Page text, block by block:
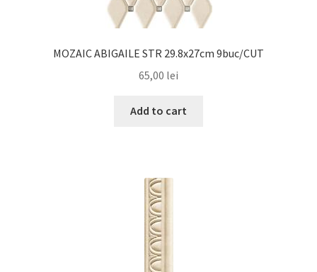
MOZAIC ABIGAILE STR 29.8x27cm 9buc/CUT
65,00 lei
Add to cart